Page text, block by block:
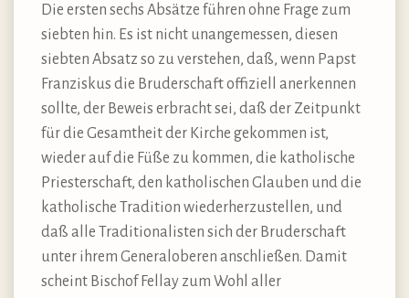
Die ersten sechs Absätze führen ohne Frage zum
siebten hin. Es ist nicht unangemessen, diesen
siebten Absatz so zu verstehen, daß, wenn Papst
Franziskus die Bruderschaft offiziell anerkennen
sollte, der Beweis erbracht sei, daß der Zeitpunkt
für die Gesamtheit der Kirche gekommen ist,
wieder auf die Füße zu kommen, die katholische
Priesterschaft, den katholischen Glauben und die
katholische Tradition wiederherzustellen, und
daß alle Traditionalisten sich der Bruderschaft
unter ihrem Generaloberen anschließen. Damit
scheint Bischof Fellay zum Wohl aller